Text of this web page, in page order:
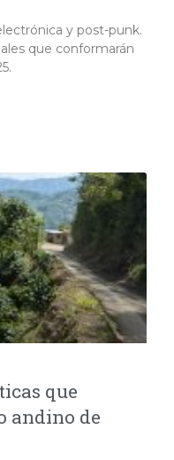
y post-punk.
que conformarán
que
andino de